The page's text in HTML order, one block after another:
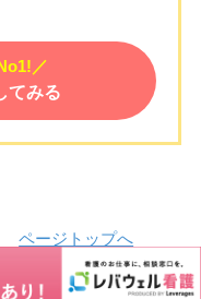
／
てみる
ページトップへ
All rights reserved.